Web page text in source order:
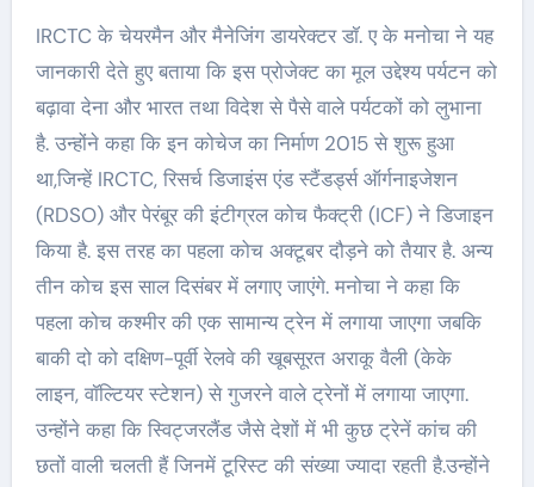
IRCTC के चेयरमैन और मैनेजिंग डायरेक्‍टर डॉ. ए के मनोचा ने यह
जानकारी देते हुए बताया कि इस प्रोजेक्‍ट का मूल उद्देश्‍य पर्यटन को
बढ़ावा देना और भारत तथा विदेश से पैसे वाले पर्यटकों को लुभाना
है. उन्होंने कहा कि इन कोचेज का निर्माण 2015 से शुरू हुआ
था,जिन्‍हें IRCTC, रिसर्च डिजाइंस एंड स्‍टैंडर्ड्स ऑर्गनाइजेशन
(RDSO) और पेरंबूर की इंटीग्रल कोच फैक्‍ट्री (ICF) ने डिजाइन
किया है. इस तरह का पहला कोच अक्‍टूबर दौड़ने को तैयार है. अन्‍य
तीन कोच इस साल दिसंबर में लगाए जाएंगे. मनोचा ने कहा कि
पहला कोच कश्‍मीर की एक सामान्‍य ट्रेन में लगाया जाएगा जबकि
बाकी दो को दक्षिण-पूर्वी रेलवे की खूबसूरत अराकू वैली (केके
लाइन, वॉल्टियर स्‍टेशन) से गुजरने वाले ट्रेनों में लगाया जाएगा.
उन्होंने कहा कि स्विट्जरलैंड जैसे देशों में भी कुछ ट्रेनें कांच की
छतों वाली चलती हैं जिनमें टूरिस्‍ट की संख्या ज्यादा रहती है.उन्होंने